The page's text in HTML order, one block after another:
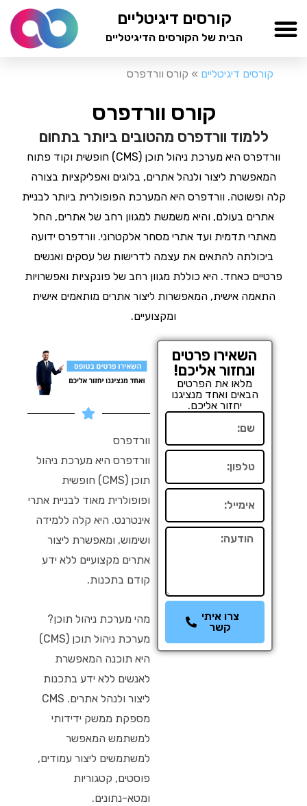
לתוכן
קורסים דיגיטליים
הבית של הקורסים הדיגיטליים
קורסים דיגיטליים » קורס וורדפרס
קורס וורדפרס
ללמוד וורדפרס מהטובים ביותר בתחום
וורדפרס היא מערכת ניהול תוכן (CMS) חופשית וקוד פתוח
המאפשרת ליצור ולנהל אתרים, בלוגים ואפליקציות בצורה
קלה ופשוטה. וורדפרס היא המערכת הפופולרית ביותר לבניית
אתרים בעולם, והיא משמשת למגוון רחב של אתרים, החל
מאתרי תדמית ועד אתרי מסחר אלקטרוני. וורדפרס ידועה
ביכולתה להתאים את עצמה לדרישות של עסקים ואנשים
פרטיים כאחד. היא כוללת מגוון רחב של פונקציות ואפשרויות
התאמה אישית, המאפשרות ליצור אתרים מותאמים אישית
ומקצועיים.
וורדפרס
וורדפרס היא מערכת ניהול
תוכן (CMS) חופשית
ופופולרית מאוד לבניית אתרי
אינטרנט. היא קלה ללמידה
ושימוש, ומאפשרת ליצור
אתרים מקצועיים ללא ידע
קודם בתכנות.
מהי מערכת ניהול תוכן?
מערכת ניהול תוכן (CMS)
היא תוכנה המאפשרת
לאנשים ללא ידע בתכנות
ליצור ולנהל אתרים. CMS
מספקת ממשק ידידותי
למשתמש המאפשר
למשתמשים ליצור עמודים,
פוסטים, קטגוריות
ומטא-נתונים.
השאירו פרטים
ונחזור אליכם!
מלאו את הפרטים
הבאים ואחד מנציגנו
יחזור אליכם.
הודעה
צרו איתי
קשר